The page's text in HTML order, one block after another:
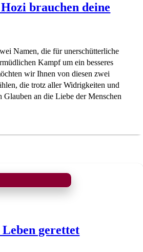
brauchen deine
Namen, die für unerschütterliche
Kampf um ein besseres
wir Ihnen von diesen zwei
die trotz aller Widrigkeiten und
Glauben an die Liebe der Menschen
gerettet